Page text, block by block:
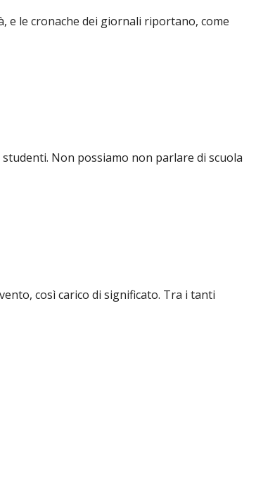
e le cronache dei giornali riportano, come
Non possiamo non parlare di scuola
così carico di significato. Tra i tanti